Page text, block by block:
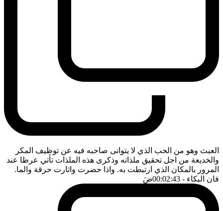
العبث وهو من الحب الذي لا يتوانى صاحبه فيه عن توظيف المكر
والخديعة من اجل تحقيق ملذاته وذكرى هذه الملذات تأتي عرظا عند
المرور بالمكان الذي ارتبطت به. واذا حضرت واثارت حرقة والما.
فان البكاء - 00:02:43 ضَ